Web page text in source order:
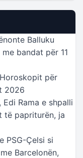
Balluku
bandat për 11
për
2026
Rama e shpalli
të papriturën, ja
PSG-Çelsi si
Barcelonën,